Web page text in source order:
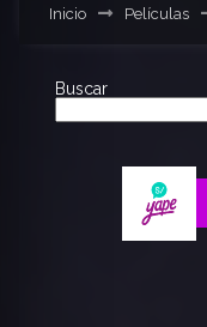
Inicio Películas
Buscar